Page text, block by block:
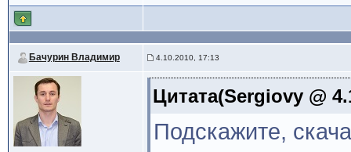
Бачурин Владимир 4.10.2010, 17:13
Цитата(Sergiovy @
Подскажите,